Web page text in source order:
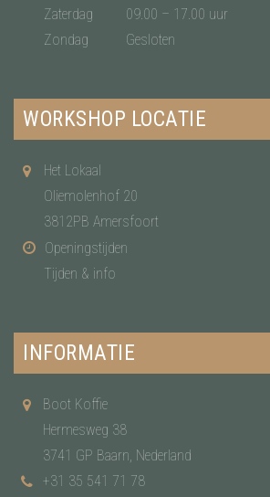
Zaterdag
09.00 – 17.00 uur
Zondag
Gesloten
WORKSHOP LOCATIE
Het Lokaal
Oliemolenhof 20
3812PB Amersfoort
Openingstijden
Tijden & info
INFORMATIE
Boot Koffie
Hermesweg 38
3741 GP Baarn, Nederland
+31 35 541 71 78